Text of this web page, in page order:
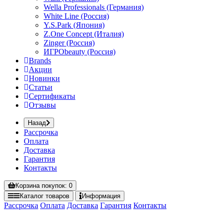
Wella Professionals (Германия)
White Line (Россия)
Y.S.Park (Япония)
Z.One Concept (Италия)
Zinger (Россия)
ИГРОbeauty (Россия)
Brands
Акции
Новинки
Статьи
Сертификаты
Отзывы
Назад
Рассрочка
Оплата
Доставка
Гарантия
Контакты
Корзинапокупок: 0
Каталог товаров Информация
Рассрочка Оплата Доставка Гарантия Контакты